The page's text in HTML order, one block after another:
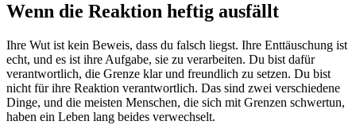
Wenn die Reaktion heftig ausfällt
Ihre Wut ist kein Beweis, dass du falsch liegst. Ihre Enttäuschung ist
echt, und es ist ihre Aufgabe, sie zu verarbeiten. Du bist dafür
verantwortlich, die Grenze klar und freundlich zu setzen. Du bist
nicht für ihre Reaktion verantwortlich. Das sind zwei verschiedene
Dinge, und die meisten Menschen, die sich mit Grenzen schwertun,
haben ein Leben lang beides verwechselt.